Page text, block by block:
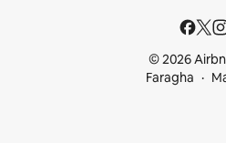
© 2026
Faragha